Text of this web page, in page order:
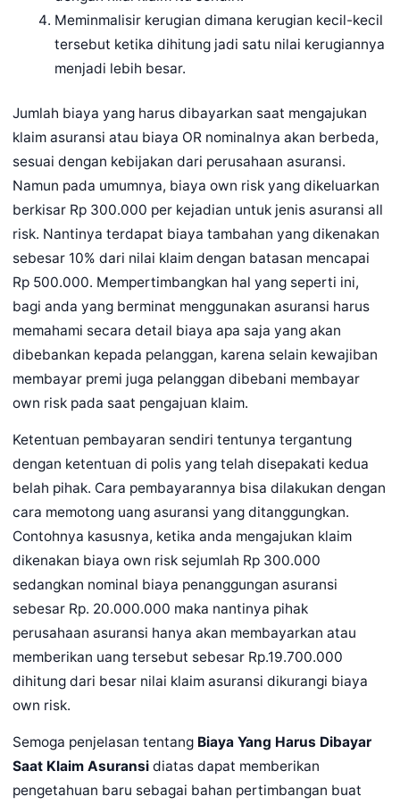
Meminmalisir kerugian dimana kerugian kecil-kecil
tersebut ketika dihitung jadi satu nilai kerugiannya
menjadi lebih besar.
Jumlah biaya yang harus dibayarkan saat mengajukan
klaim asuransi atau biaya OR nominalnya akan berbeda,
sesuai dengan kebijakan dari perusahaan asuransi.
Namun pada umumnya, biaya own risk yang dikeluarkan
berkisar Rp 300.000 per kejadian untuk jenis asuransi all
risk. Nantinya terdapat biaya tambahan yang dikenakan
sebesar 10% dari nilai klaim dengan batasan mencapai
Rp 500.000. Mempertimbangkan hal yang seperti ini,
bagi anda yang berminat menggunakan asuransi harus
memahami secara detail biaya apa saja yang akan
dibebankan kepada pelanggan, karena selain kewajiban
membayar premi juga pelanggan dibebani membayar
own risk pada saat pengajuan klaim.
Ketentuan pembayaran sendiri tentunya tergantung
dengan ketentuan di polis yang telah disepakati kedua
belah pihak. Cara pembayarannya bisa dilakukan dengan
cara memotong uang asuransi yang ditanggungkan.
Contohnya kasusnya, ketika anda mengajukan klaim
dikenakan biaya own risk sejumlah Rp 300.000
sedangkan nominal biaya penanggungan asuransi
sebesar Rp. 20.000.000 maka nantinya pihak
perusahaan asuransi hanya akan membayarkan atau
memberikan uang tersebut sebesar Rp.19.700.000
dihitung dari besar nilai klaim asuransi dikurangi biaya
own risk.
Semoga penjelasan tentang Biaya Yang Harus Dibayar
Saat Klaim Asuransi diatas dapat memberikan
pengetahuan baru sebagai bahan pertimbangan buat